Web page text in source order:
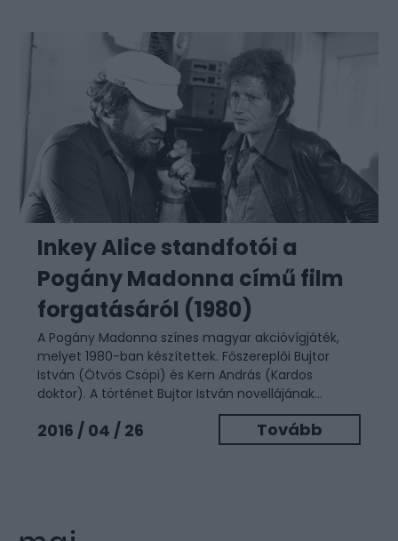
Inkey Alice standfotói a
Pogány Madonna című film
forgatásáról (1980)
A Pogány Madonna színes magyar akcióvígjáték,
melyet 1980-ban készítettek. Főszereplői Bujtor
István (Ötvös Csöpi) és Kern András (Kardos
doktor). A történet Bujtor István novellájának...
2016 / 04 / 26 Tovább